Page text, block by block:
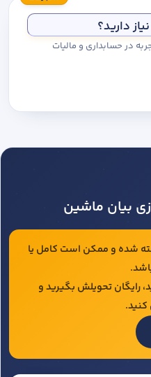
دارید؟
بیش از ۲۵ سال تجربه در حسابداری و مالیات
بیان ماشین
شده و ممکن است کامل یا
رایگان تحویلش بگیرید و